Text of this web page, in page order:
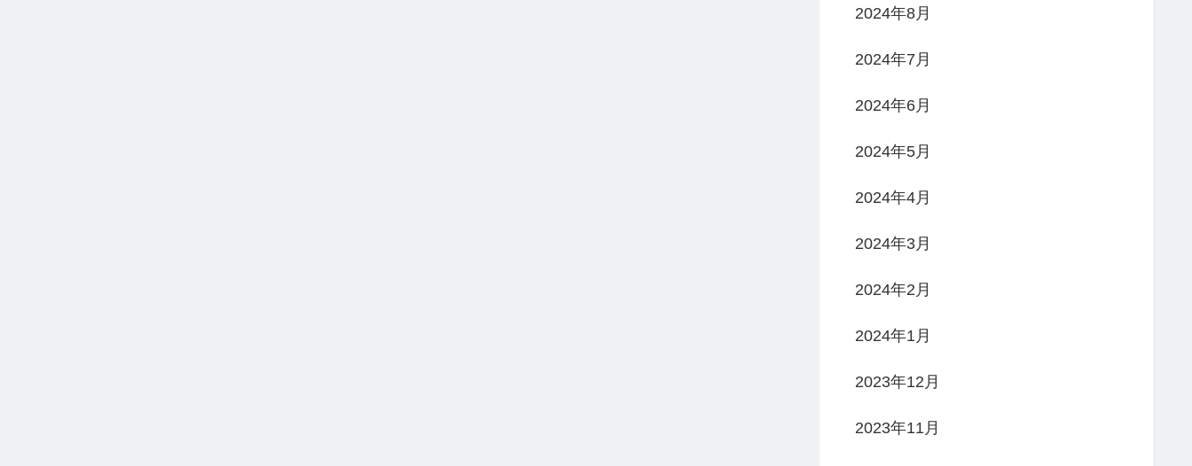
2024年8月
2024年7月
2024年6月
2024年5月
2024年4月
2024年3月
2024年2月
2024年1月
2023年12月
2023年11月